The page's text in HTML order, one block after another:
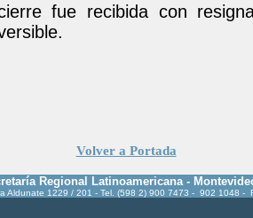
fue recibida con
Volver a Portada
Regional Latinoamericana -
Aldunate 1229 / 201 - Tel. (598 2) 900 7473 - 902 1048 -